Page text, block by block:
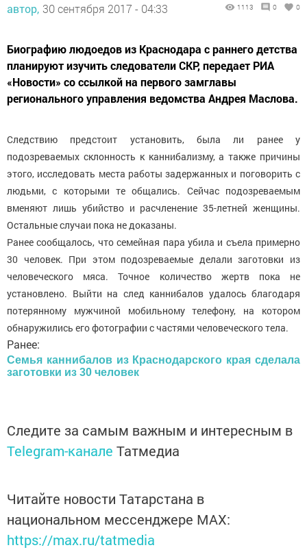
автор, 30 сентября 2017 - 04:33 1113 0 0
Биографию людоедов из Краснодара с раннего детства
планируют изучить следователи СКР, передает РИА
«Новости» со ссылкой на первого замглавы
регионального управления ведомства Андрея Маслова.
Следствию предстоит установить, была ли ранее у
подозреваемых склонность к каннибализму, а также причины
этого, исследовать места работы задержанных и поговорить с
людьми, с которыми те общались. Сейчас подозреваемым
вменяют лишь убийство и расчленение 35-летней женщины.
Остальные случаи пока не доказаны.
Ранее сообщалось, что семейная пара убила и съела примерно
30 человек. При этом подозреваемые делали заготовки из
человеческого мяса. Точное количество жертв пока не
установлено. Выйти на след каннибалов удалось благодаря
потерянному мужчиной мобильному телефону, на котором
обнаружились его фотографии с частями человеческого тела.
Ранее:
Семья каннибалов из Краснодарского края сделала
заготовки из 30 человек
Следите за самым важным и интересным в
Telegram-канале Татмедиа
Читайте новости Татарстана в
национальном мессенджере MАХ:
https://max.ru/tatmedia